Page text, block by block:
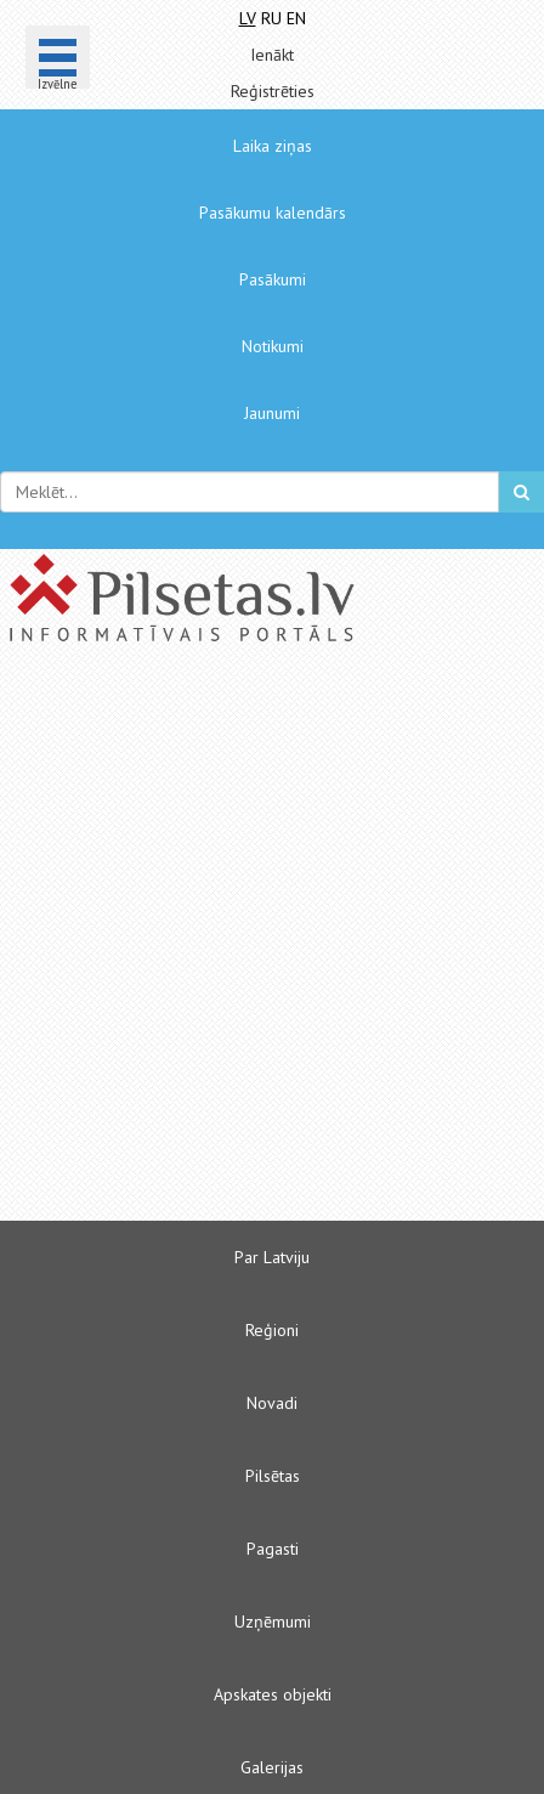
Izvēlne
LV RU EN
Ienākt
Reģistrēties
Laika ziņas
Pasākumu kalendārs
Pasākumi
Notikumi
Jaunumi
Par Latviju
Reģioni
Novadi
Pilsētas
Pagasti
Uzņēmumi
Apskates objekti
Galerijas